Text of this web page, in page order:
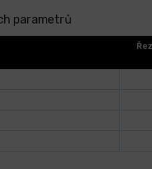
parametrů